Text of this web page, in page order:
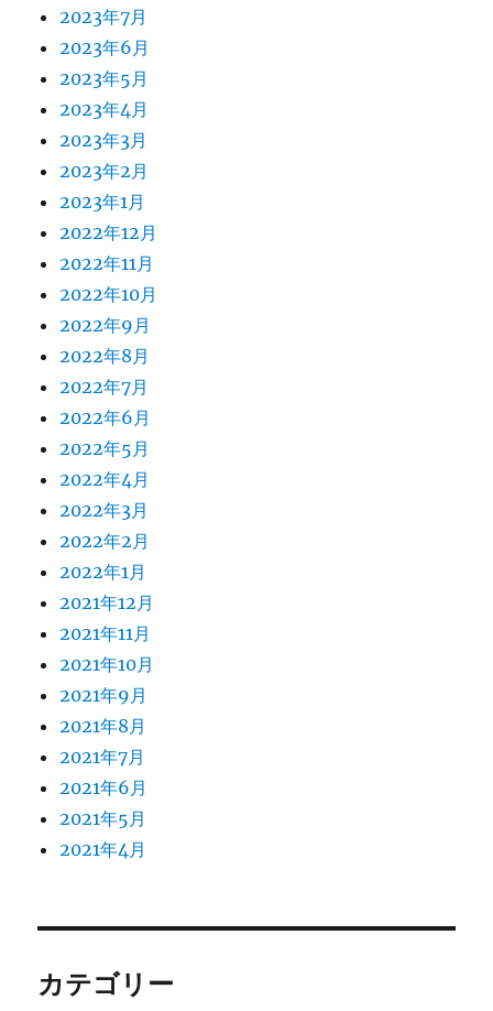
2023年7月
2023年6月
2023年5月
2023年4月
2023年3月
2023年2月
2023年1月
2022年12月
2022年11月
2022年10月
2022年9月
2022年8月
2022年7月
2022年6月
2022年5月
2022年4月
2022年3月
2022年2月
2022年1月
2021年12月
2021年11月
2021年10月
2021年9月
2021年8月
2021年7月
2021年6月
2021年5月
2021年4月
カテゴリー